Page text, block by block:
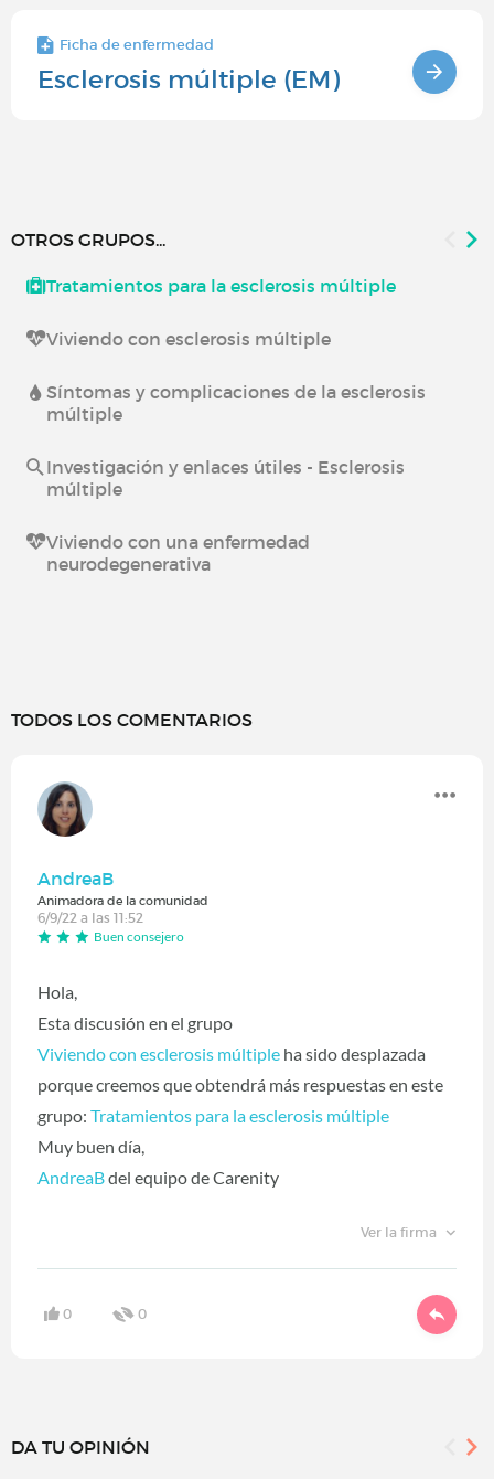
Ficha de enfermedad
Esclerosis múltiple (EM)
OTROS GRUPOS...
Tratamientos para la esclerosis múltiple
Viviendo con esclerosis múltiple
Síntomas y complicaciones de la esclerosis
múltiple
Investigación y enlaces útiles - Esclerosis
múltiple
Viviendo con una enfermedad
neurodegenerativa
TODOS LOS COMENTARIOS
AndreaB
Animadora de la comunidad
6/9/22 a las 11:52
Buen consejero
Hola,
Esta discusión en el grupo
Viviendo con esclerosis múltiple ha sido desplazada
porque creemos que obtendrá más respuestas en este
grupo: Tratamientos para la esclerosis múltiple
Muy buen día,
AndreaBdel equipo de Carenity
Ver la firma
0 0
DA TU OPINIÓN